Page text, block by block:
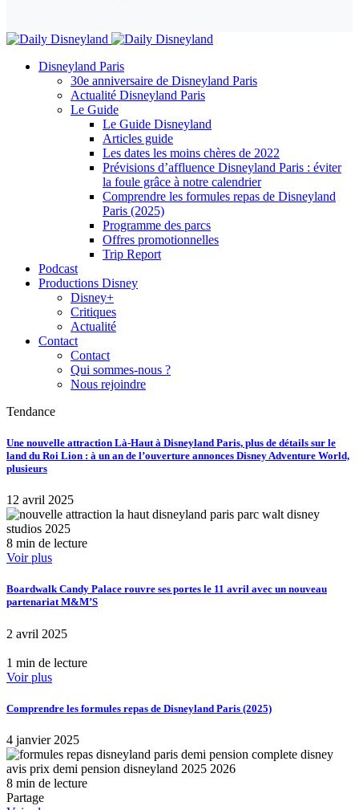
Disneyland Paris
30e anniversaire de Disneyland Paris
Actualité Disneyland Paris
Le Guide
Le Guide Disneyland
Articles guide
Les dates les moins chères de 2022
Prévisions d’affluence Disneyland Paris : éviter
la foule grâce à notre calendrier
Comprendre les formules repas de Disneyland
Paris (2025)
Programme des parcs
Offres promotionnelles
Trip Report
Podcast
Productions Disney
Disney+
Critiques
Actualité
Contact
Contact
Qui sommes-nous ?
Nous rejoindre
Tendance
Une nouvelle attraction Là-Haut à Disneyland Paris, plus de détails sur le
land du Roi Lion : à un an de l’ouverture annonces Disney Adventure World,
plusieurs
12 avril 2025
8 min de lecture
Voir plus
Boardwalk Candy Palace rouvre ses portes le 11 avril avec un nouveau
partenariat M&M’S
2 avril 2025
1 min de lecture
Voir plus
Comprendre les formules repas de Disneyland Paris (2025)
4 janvier 2025
8 min de lecture
Partage